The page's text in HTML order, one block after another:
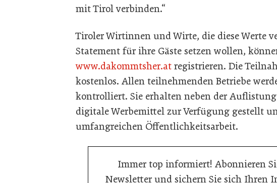
mit Tirol verbinden.“
Tiroler Wirtinnen und Wirte, die diese Werte
Statement für ihre Gäste setzen wollen,
www.dakommtsher.at registrieren. Die
kostenlos. Allen teilnehmenden Betriebe
kontrolliert. Sie erhalten neben der
digitale Werbemittel zur Verfügung gestellt
umfangreichen Öffentlichkeitsarbeit.
Immer top informiert! Abonnieren
Newsletter und sichern Sie sich Ihren